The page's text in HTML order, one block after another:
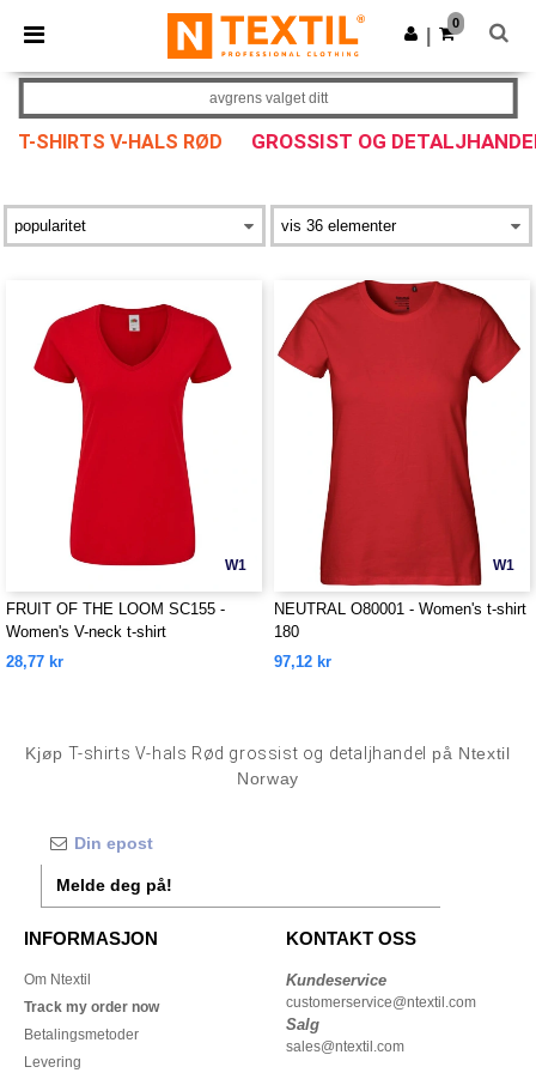
× Ntextil-app
Bedre priser i appen!
Last ned app
0
T-SHIRTS V-HALS RØD GROSSIST OG
avgrens valget ditt
W1
FRUIT OF THE LOOM SC155 -
Women's V-neck t-shirt
28,77 kr
W1
NEUTRAL O80001 - Women's t-shirt
180
97,12 kr
KjøpT-shirts V-hals Rød grossist og detaljhandel på Ntextil
Norway
Melde deg på!
INFORMASJON
Om Ntextil
Track my order now
Betalingsmetoder
Levering
KONTAKT OSS
Kundeservice
customerservice@ntextil.com
Salg
sales@ntextil.com